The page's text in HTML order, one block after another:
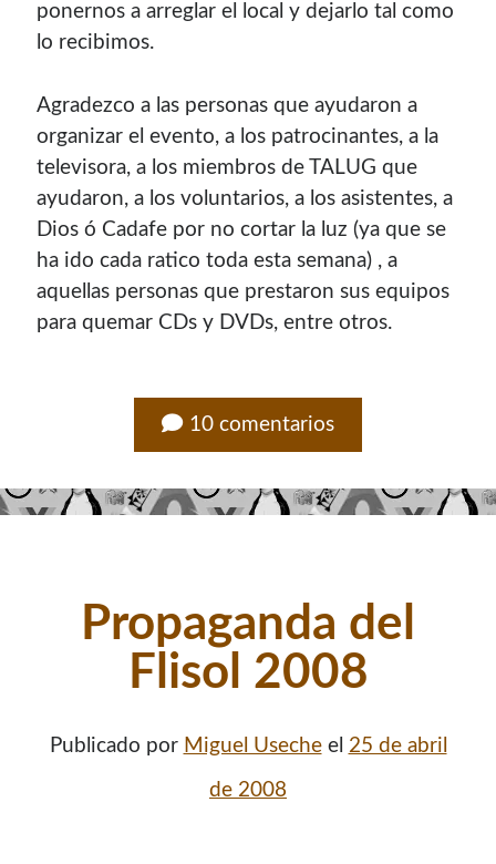
ponernos a arreglar el local y dejarlo tal como
lo recibimos.
Agradezco a las personas que ayudaron a
organizar el evento, a los patrocinantes, a la
televisora, a los miembros de TALUG que
ayudaron, a los voluntarios, a los asistentes, a
Dios ó Cadafe por no cortar la luz (ya que se
ha ido cada ratico toda esta semana) , a
aquellas personas que prestaron sus equipos
para quemar CDs y DVDs, entre otros.
10 comentarios
Propaganda del
Flisol 2008
Publicado por Miguel Usecheel 25 de abril
de 2008